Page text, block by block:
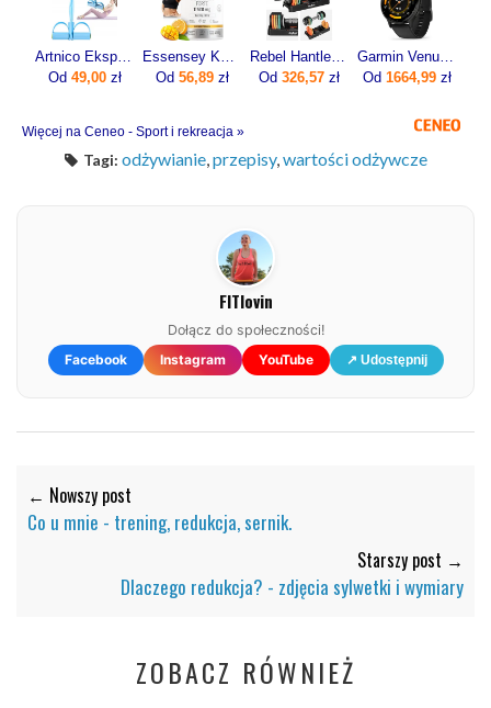
Od 49,00zł
Od 56,89zł
Od 326,57 zł
Od 1664,99zł
Więcej na Ceneo - Sport i rekreacja »
Tagi: odżywianie, przepisy, wartości odżywcze
FITlovin
Dołącz do społeczności!
Facebook
Instagram YouTube ↗ Udostępnij
← Nowszy post
Co u mnie - trening, redukcja, sernik.
Starszy post →
Dlaczego redukcja? - zdjęcia sylwetki i wymiary
ZOBACZ RÓWNIEŻ